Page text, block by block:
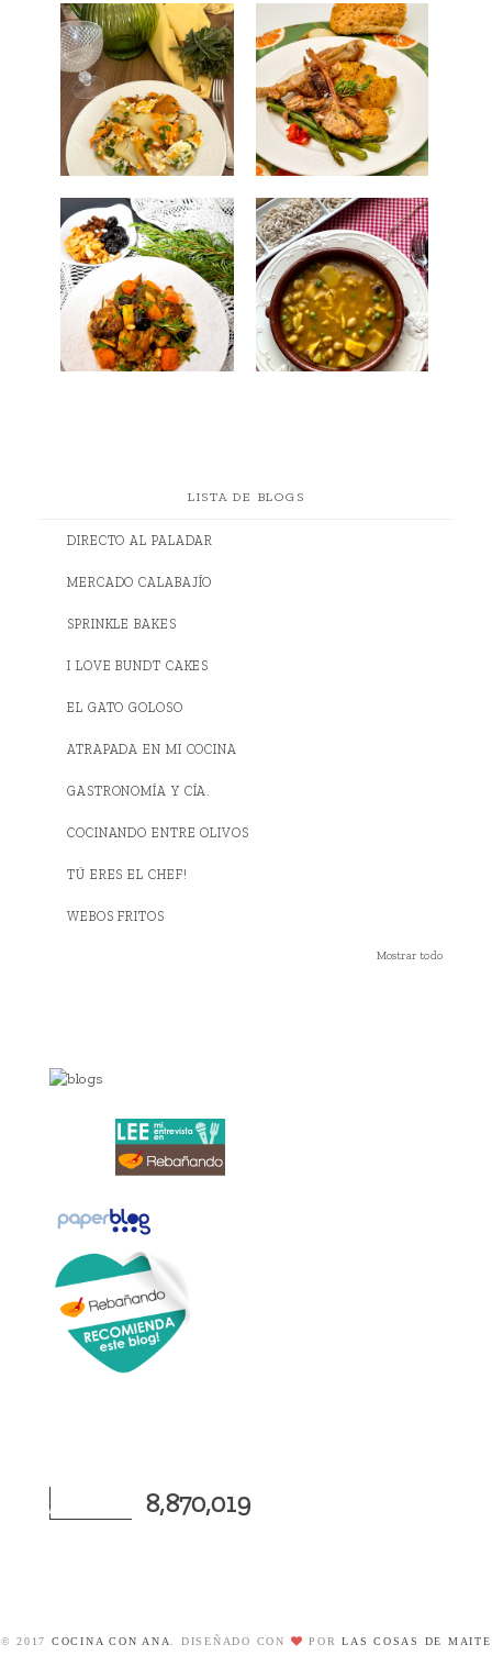
LISTA DE BLOGS
DIRECTO AL PALADAR
MERCADO CALABAJÍO
SPRINKLE BAKES
I LOVE BUNDT CAKES
EL GATO GOLOSO
ATRAPADA EN MI COCINA
GASTRONOMÍA Y CÍA.
COCINANDO ENTRE OLIVOS
TÚ ERES EL CHEF!
WEBOS FRITOS
Mostrar todo
8,870,019
© 2017 COCINA CON ANA . DISEÑADO CON POR LAS COSAS DE MAITE